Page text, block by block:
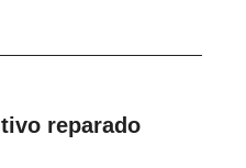
reparado